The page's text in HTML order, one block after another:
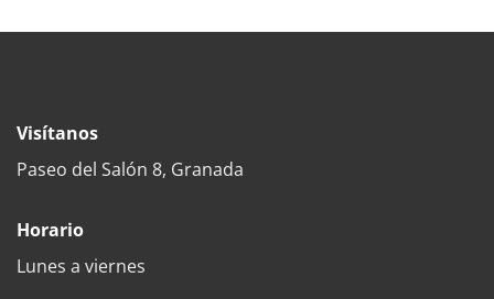
Visítanos
Paseo del Salón 8, Granada
Horario
Lunes a viernes